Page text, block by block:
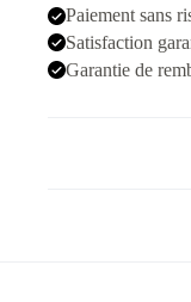
Argenté
Paiement sans
Satisfaction
Garantie de